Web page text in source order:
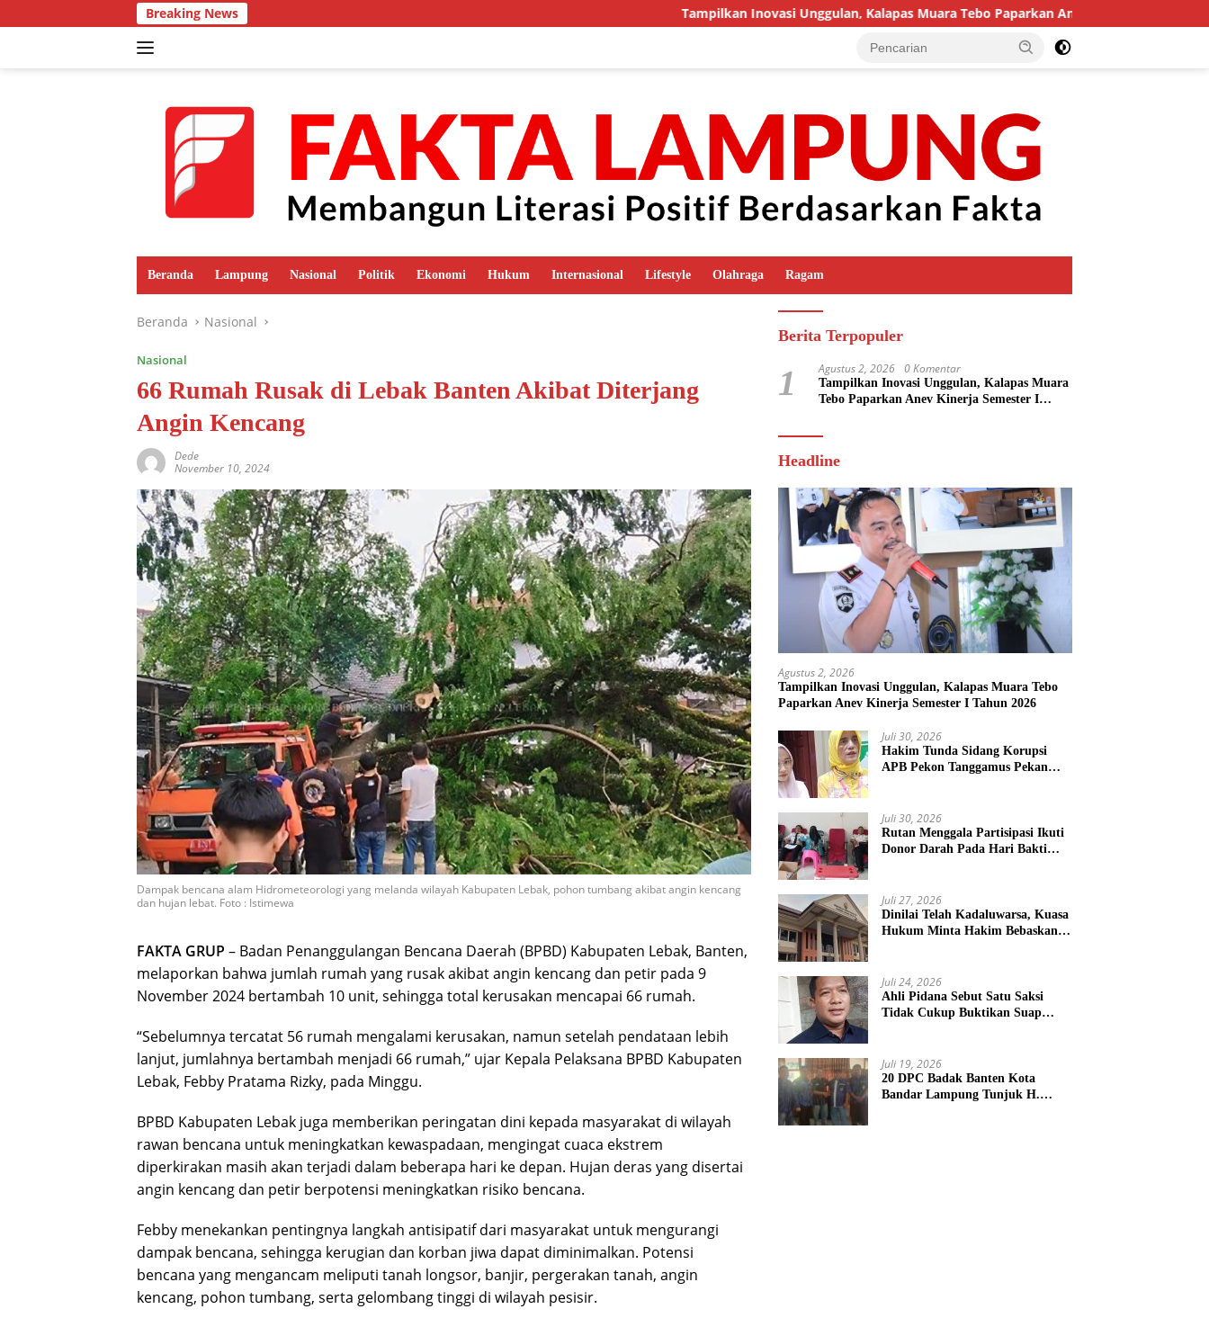
ke
Breaking News Tampilkan Inovasi Unggulan, Kalapas Muara Tebo Paparkan Anev Kinerja Semester I Tahun 2026
Beranda Lampung Nasional Politik Ekonomi Hukum Internasional Lifestyle Olahraga Ragam
Beranda Nasional
Nasional
66 Rumah Rusak di Lebak Banten Akibat Diterjang
Angin Kencang
Dede
November 10, 2024
Dampak bencana alam Hidrometeorologi yang melanda wilayah Kabupaten Lebak, pohon tumbang akibat angin kencang
dan hujan lebat. Foto : Istimewa
FAKTA GRUP – Badan Penanggulangan Bencana Daerah (BPBD) Kabupaten Lebak, Banten,
melaporkan bahwa jumlah rumah yang rusak akibat angin kencang dan petir pada 9
November 2024 bertambah 10 unit, sehingga total kerusakan mencapai 66 rumah.
“Sebelumnya tercatat 56 rumah mengalami kerusakan, namun setelah pendataan lebih
lanjut, jumlahnya bertambah menjadi 66 rumah,” ujar Kepala Pelaksana BPBD Kabupaten
Lebak, Febby Pratama Rizky, pada Minggu.
BPBD Kabupaten Lebak juga memberikan peringatan dini kepada masyarakat di wilayah
rawan bencana untuk meningkatkan kewaspadaan, mengingat cuaca ekstrem
diperkirakan masih akan terjadi dalam beberapa hari ke depan. Hujan deras yang disertai
angin kencang dan petir berpotensi meningkatkan risiko bencana.
Febby menekankan pentingnya langkah antisipatif dari masyarakat untuk mengurangi
dampak bencana, sehingga kerugian dan korban jiwa dapat diminimalkan. Potensi
bencana yang mengancam meliputi tanah longsor, banjir, pergerakan tanah, angin
kencang, pohon tumbang, serta gelombang tinggi di wilayah pesisir.
Berita Terpopuler
1 Agustus 2, 2026 0 Komentar
Tampilkan Inovasi Unggulan, Kalapas Muara
Tebo Paparkan Anev Kinerja Semester I
Headline
Agustus 2, 2026
Tampilkan Inovasi Unggulan, Kalapas Muara Tebo
Paparkan Anev Kinerja Semester I Tahun 2026
Juli 30, 2026
Hakim Tunda Sidang Korupsi
APB Pekon Tanggamus Pekan
Juli 30, 2026
Rutan Menggala Partisipasi Ikuti
Donor Darah Pada Hari Bakti
Juli 27, 2026
Dinilai Telah Kadaluwarsa, Kuasa
Hukum Minta Hakim Bebaskan
Juli 24, 2026
Ahli Pidana Sebut Satu Saksi
Tidak Cukup Buktikan Suap
Juli 19, 2026
20 DPC Badak Banten Kota
Bandar Lampung Tunjuk H.